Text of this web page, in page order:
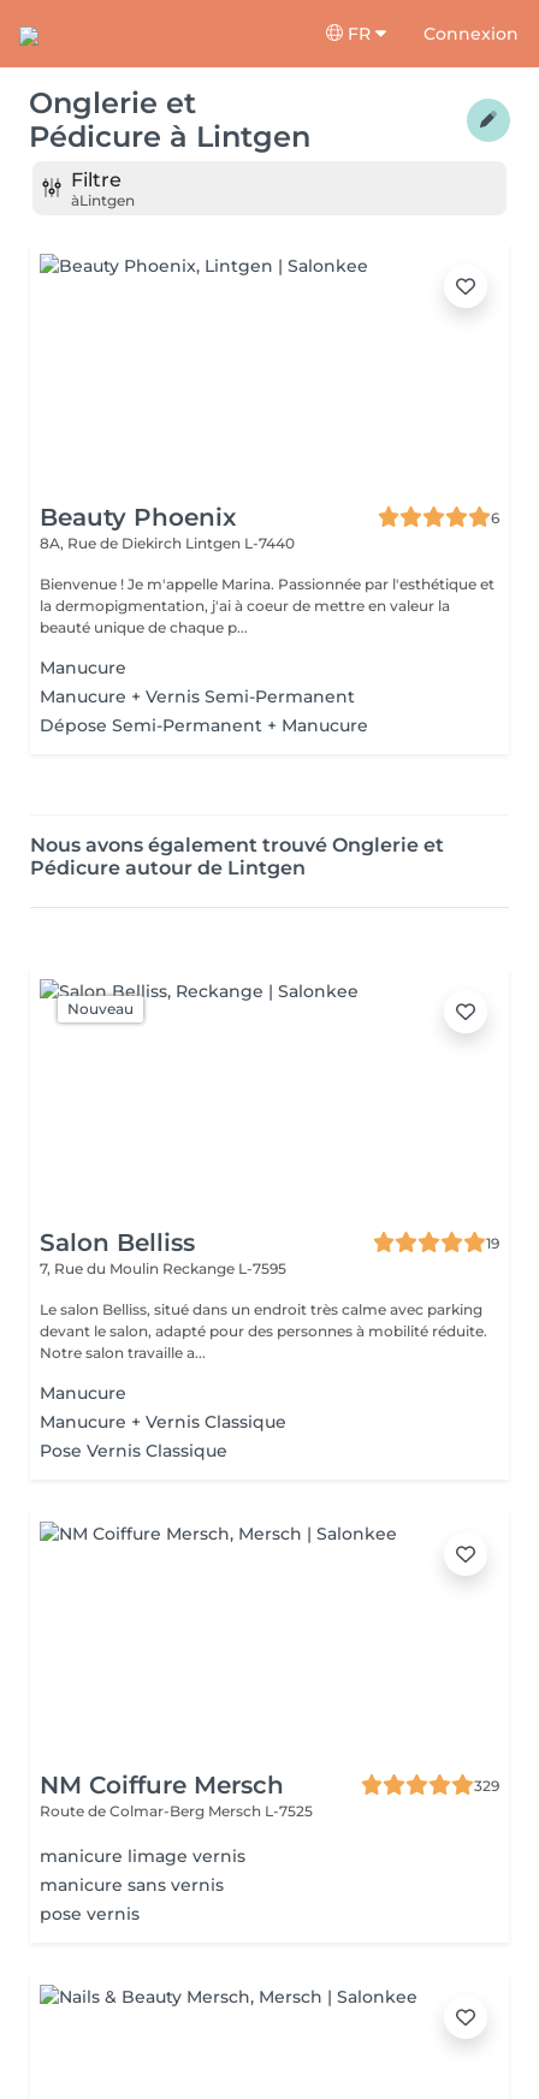
FR Connexion
Onglerie et
Pédicure à Lintgen
Filtre
àLintgen
Beauty Phoenix
6
8A, Rue de Diekirch Lintgen L-7440
Bienvenue ! Je m'appelle Marina. Passionnée par l'esthétique et
la dermopigmentation, j'ai à coeur de mettre en valeur la
beauté unique de chaque p...
Manucure
Manucure + Vernis Semi-Permanent
Dépose Semi-Permanent + Manucure
Nous avons également trouvé Onglerie et
Pédicure autour de Lintgen
Nouveau
Salon Belliss
19
7, Rue du Moulin Reckange L-7595
Le salon Belliss, situé dans un endroit très calme avec parking
devant le salon, adapté pour des personnes à mobilité réduite.
Notre salon travaille a...
Manucure
Manucure + Vernis Classique
Pose Vernis Classique
NM Coiffure Mersch
329
Route de Colmar-Berg Mersch L-7525
manicure limage vernis
manicure sans vernis
pose vernis